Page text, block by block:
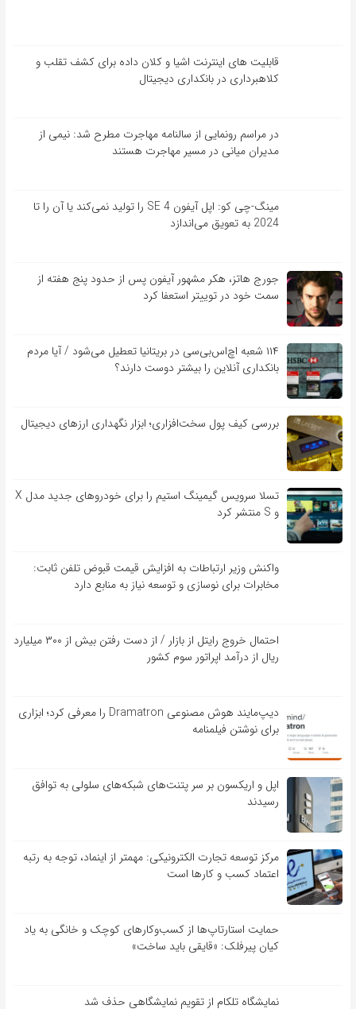
قابلیت ‏های اینترنت اشیا و کلان‏ داده برای کشف تقلب و
کلاهبرداری در بانکداری دیجیتال
در مراسم رونمایی از سالنامه مهاجرت مطرح شد: نیمی از
مدیران میانی در مسیر مهاجرت هستند
مینگ-چی کو: اپل آیفون SE 4 را تولید نمی‌کند یا آن را تا
2024 به تعویق می‌اندازد
جورج هاتز، هکر مشهور آیفون پس از حدود پنج هفته از
سمت خود در توییتر استعفا کرد
۱۱۴ شعبه اچ‌اس‌بی‌سی در بریتانیا تعطیل می‌شود / آیا مردم
بانکداری آنلاین را بیشتر دوست دارند؟
بررسی کیف‌ پول سخت‌افزاری؛ ابزار نگهداری ارزهای دیجیتال
تسلا سرویس گیمینگ استیم را برای خودروهای جدید مدل X
و S منتشر کرد
واکنش وزیر ارتباطات به افزایش قیمت قبوض تلفن ثابت:
مخابرات برای نوسازی و توسعه نیاز به منابع دارد
احتمال خروج رایتل از بازار / از دست رفتن بیش از ۳۰۰ میلیارد
ریال از درآمد اپراتور سوم کشور
دیپ‌مایند هوش مصنوعی Dramatron را معرفی کرد؛ ابزاری
برای نوشتن فیلمنامه
اپل و اریکسون بر سر پتنت‌های شبکه‌های سلولی به توافق
رسیدند
مرکز توسعه تجارت الکترونیکی: مهمتر از اینماد، توجه به رتبه
اعتماد کسب و کارها است
حمایت استارتاپ‌ها از کسب‌وکارهای کوچک و خانگی به یاد
کیان پیرفلک: «قایقی باید ساخت»
نمایشگاه تلکام از تقویم نمایشگاهی حذف شد